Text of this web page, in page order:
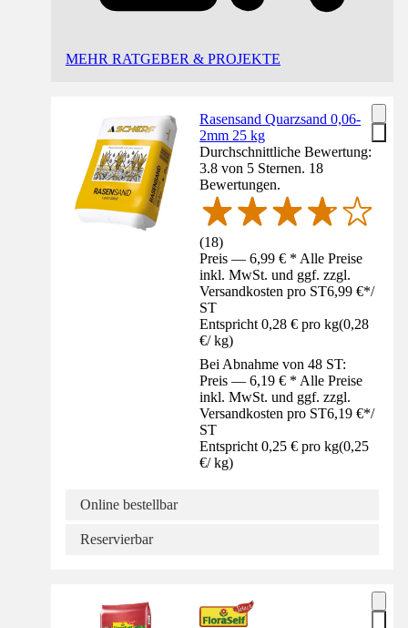
MEHR RATGEBER & PROJEKTE
Rasensand Quarzsand 0,06-
2mm 25 kg
Durchschnittliche Bewertung:
3.8 von 5 Sternen. 18
Bewertungen.
(18)
Preis — 6,99 € * Alle Preise
inkl. MwSt. und ggf. zzgl.
Versandkosten pro ST6,99 €*/
ST
Entspricht 0,28 € pro kg(0,28
€/ kg)
Bei Abnahme von 48 ST:
Preis — 6,19 € * Alle Preise
inkl. MwSt. und ggf. zzgl.
Versandkosten pro ST6,19 €*/
ST
Entspricht 0,25 € pro kg(0,25
€/ kg)
Online bestellbar
Reservierbar